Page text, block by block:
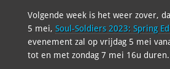
Volgende week is het weer zover,
5 mei, Soul-Soldiers 2023: Spring
evenement zal op vrijdag 5 mei
tot en met zondag 7 mei 16u duren.